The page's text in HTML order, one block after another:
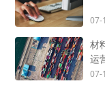
07-
材
运
07-